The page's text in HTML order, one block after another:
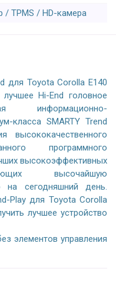
/ TPMS / HD-камера
для Toyota Corolla E140
Hi-End головное
информационно-
класса SMARTY Trend
высококачественного
программного
высокоэффективных
высочайшую
на сегодняшний день.
Play для Toyota Corolla
лучшее устройство
элементов управления